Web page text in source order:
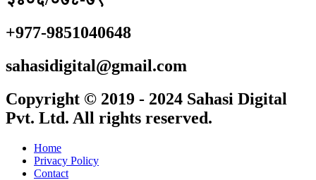
+977-9851040648
sahasidigital@gmail.com
Copyright © 2019 - 2024 Sahasi Digital
Pvt. Ltd. All rights reserved.
Home
Privacy Policy
Contact